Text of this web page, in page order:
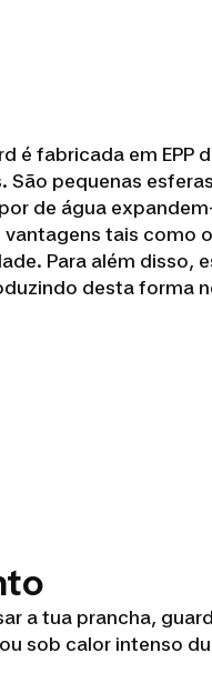
é fabricada em EPP
São pequenas
de água
vantagens tais como
Para além disso,
desta forma
a tua prancha,
sob calor intenso